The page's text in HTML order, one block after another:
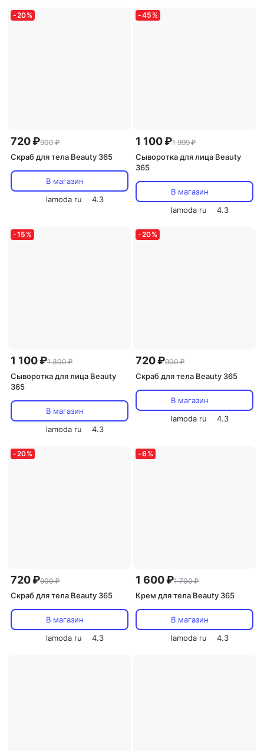
-20%
720 ₽900 ₽
Скраб для тела Beauty 365
В магазин
lamoda ru
4.3
-45 %
1 100 ₽1 999 ₽
Сыворотка для лица Beauty
365
В магазин
lamoda ru
4.3
-15 %
1 100 ₽1 300 ₽
Сыворотка для лица Beauty
365
В магазин
lamoda ru
4.3
-20%
720 ₽900 ₽
Скраб для тела Beauty 365
В магазин
lamoda ru
4.3
-20%
720 ₽900 ₽
Скраб для тела Beauty 365
В магазин
lamoda ru
4.3
-6 %
1 600 ₽1 700 ₽
Крем для тела Beauty 365
В магазин
lamoda ru
4.3